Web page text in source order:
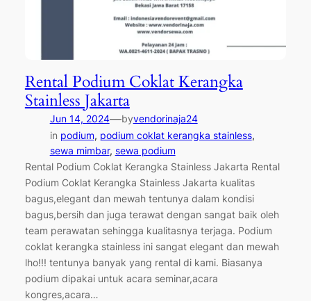
Rental Podium Coklat Kerangka
Stainless Jakarta
Jun 14, 2024—byvendorinaja24
in podium, podium coklat kerangka stainless
sewa mimbar, sewa podium
Rental Podium Coklat Kerangka Stainless Jakarta Rental
Podium Coklat Kerangka Stainless Jakarta kualitas
bagus,elegant dan mewah tentunya dalam kondisi
bagus,bersih dan juga terawat dengan sangat baik oleh
team perawatan sehingga kualitasnya terjaga. Podium
coklat kerangka stainless ini sangat elegant dan mewah
lho!!! tentunya banyak yang rental di kami. Biasanya
podium dipakai untuk acara seminar,acara
kongres,acara…